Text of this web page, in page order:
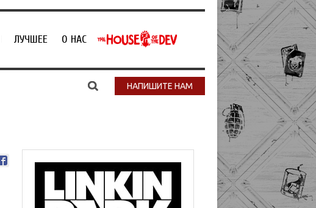
ЛУЧШЕЕ О НАС
НАПИШИТЕ НАМ